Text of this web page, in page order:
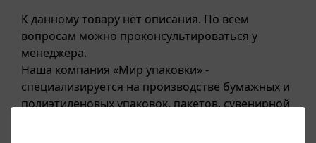
К данному товару нет описания. По всем
вопросам можно проконсультироваться у
менеджера.
Наша компания «Мир упаковки» -
специализируется на производстве бумажных и
полиэтиленовых упаковок, пакетов, сувенирной